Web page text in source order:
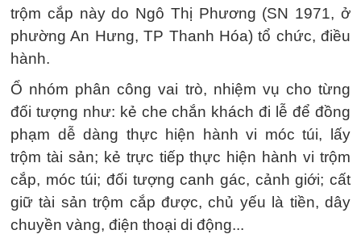
trộm cắp này do Ngô Thị Phương (SN 1971, ở
phường An Hưng, TP Thanh Hóa) tổ chức, điều
hành.
Ổ nhóm phân công vai trò, nhiệm vụ cho từng
đối tượng như: kẻ che chắn khách đi lễ để đồng
phạm dễ dàng thực hiện hành vi móc túi, lấy
trộm tài sản; kẻ trực tiếp thực hiện hành vi trộm
cắp, móc túi; đối tượng canh gác, cảnh giới; cất
giữ tài sản trộm cắp được, chủ yếu là tiền, dây
chuyền vàng, điện thoại di động...